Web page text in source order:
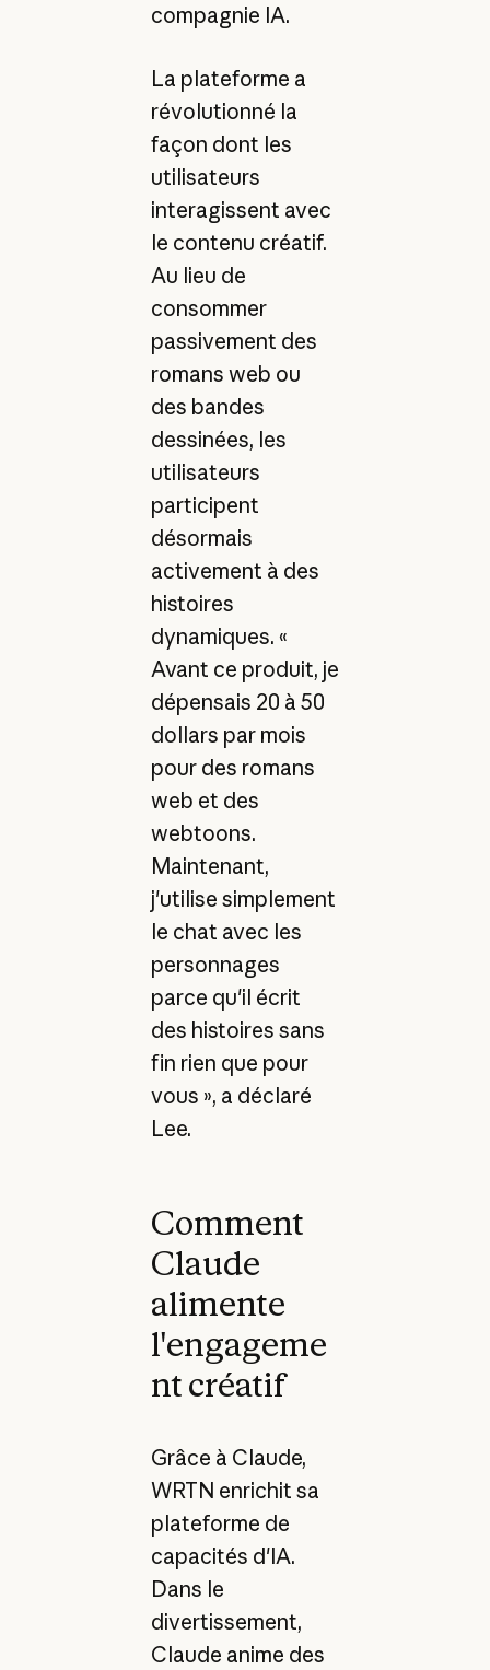
compagnie IA.
La plateforme a
révolutionné la
façon dont les
utilisateurs
interagissent avec
le contenu créatif.
Au lieu de
consommer
passivement des
romans web ou
des bandes
dessinées, les
utilisateurs
participent
désormais
activement à des
histoires
dynamiques. «
Avant ce produit, je
dépensais 20 à 50
dollars par mois
pour des romans
web et des
webtoons.
Maintenant,
j'utilise simplement
le chat avec les
personnages
parce qu'il écrit
des histoires sans
fin rien que pour
vous », a déclaré
Lee.
Comment
Claude
alimente
l'engageme
nt créatif
Grâce à Claude,
WRTN enrichit sa
plateforme de
capacités d'IA.
Dans le
divertissement,
Claude anime des